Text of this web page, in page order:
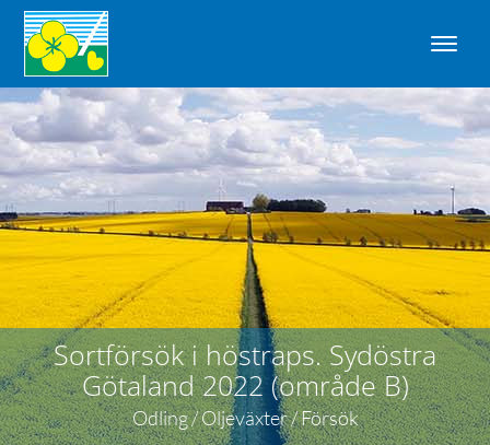
Sortförsök i höstraps. Sydöstra
Götaland 2022 (område B)
Odling / Oljeväxter / Försök